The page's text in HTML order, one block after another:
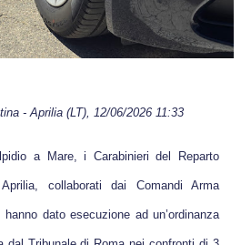
- Aprilia (LT) , 12/06/2026 11:33
a Mare, i Carabinieri del Reparto
collaborati dai Comandi Arma
dato esecuzione ad un’ordinanza